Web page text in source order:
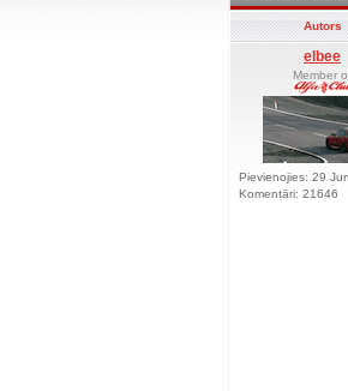
Autors
elbee
Member
Pievienojies: 29
Komentāri: 21646